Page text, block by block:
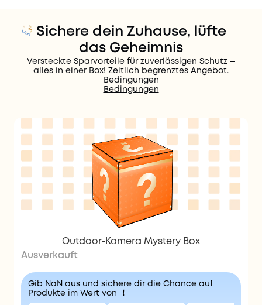
Sichere dein Zuhause, lüfte
das Geheimnis
Versteckte Sparvorteile für zuverlässigen Schutz –
alles in einer Box! Zeitlich begrenztes Angebot.
Bedingungen
Bedingungen
Outdoor-Kamera Mystery Box
Ausverkauft
Gib NaN aus und sichere dir die Chance auf
Produkte im Wert von ！